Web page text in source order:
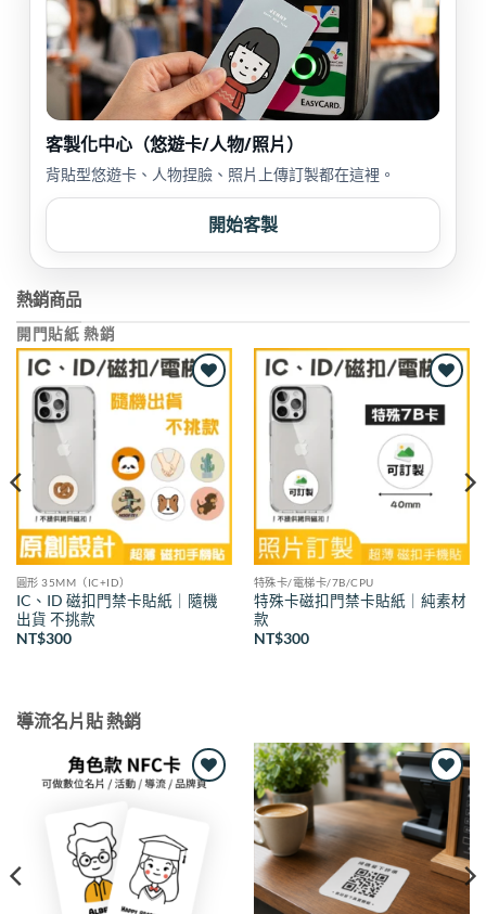
客製化中心（悠遊卡/人物/照片）
背貼型悠遊卡、人物捏臉、照片上傳訂製都在這裡。
開始客製
熱銷商品
開門貼紙 熱銷
Add to
wishlist
圓形 35MM（IC+ID）
IC、ID 磁扣門禁卡貼紙｜隨機
出貨 不挑款
NT$300
Add to
wishlist
特殊卡/電梯卡/7B/CPU
特殊卡磁扣門禁卡貼紙｜純素材
款
NT$300
導流名片貼 熱銷
Add to
wishlist